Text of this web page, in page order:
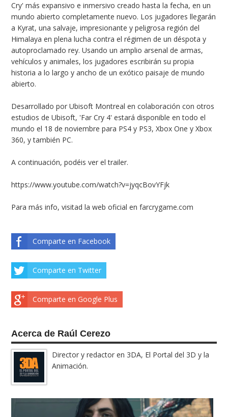
Cry' más expansivo e inmersivo creado hasta la fecha, en un
mundo abierto completamente nuevo. Los jugadores llegarán
a Kyrat, una salvaje, impresionante y peligrosa región del
Himalaya en plena lucha contra el régimen de un déspota y
autoproclamado rey. Usando un amplio arsenal de armas,
vehículos y animales, los jugadores escribirán su propia
historia a lo largo y ancho de un exótico paisaje de mundo
abierto.
Desarrollado por Ubisoft Montreal en colaboración con otros
estudios de Ubisoft, 'Far Cry 4' estará disponible en todo el
mundo el 18 de noviembre para PS4 y PS3, Xbox One y Xbox
360, y también PC.
A continuación, podéis ver el trailer.
https://www.youtube.com/watch?v=jyqcBovYFjk
Para más info, visitad la web oficial enfarcrygame.com
Comparte en Facebook
Comparte en Twitter
Comparte en Google Plus
Acerca de Raúl Cerezo
Director y redactor en 3DA, El Portal del 3D y la
Animación.